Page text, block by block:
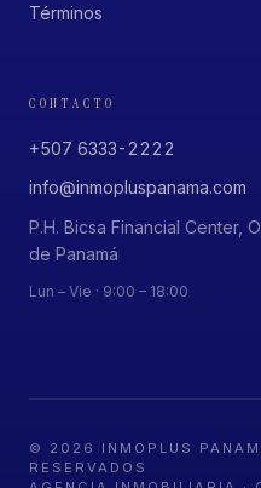
Términos
CONTACTO
+507 6333-2222
info@inmopluspanama.com
P.H. Bicsa Financial Center,
de Panamá
Lun – Vie · 9:00 – 18:00
© 2026
INMOPLUS
RESERVADOS